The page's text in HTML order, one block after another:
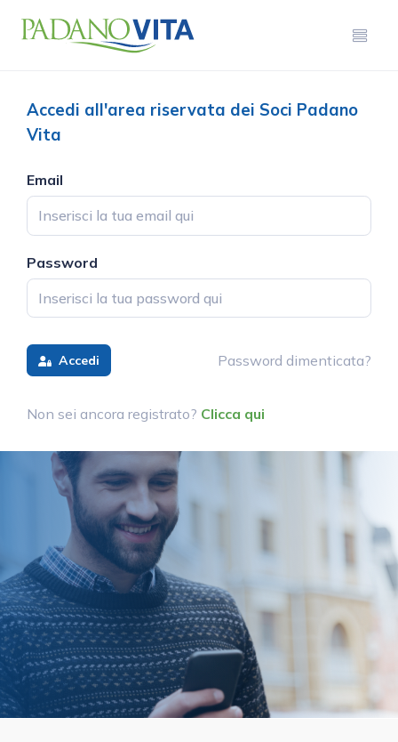
Accedi all'area riservata dei Soci Padano
Vita
Email
Password
Accedi Password dimenticata?
Non sei ancora registrato? Clicca qui